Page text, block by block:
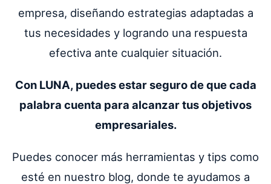
empresa, diseñando estrategias adaptadas a
tus necesidades y logrando una respuesta
efectiva ante cualquier situación.
Con LUNA, puedes estar seguro de que cada
palabra cuenta para alcanzar tus objetivos
empresariales.
Puedes conocer más herramientas y tips como
esté en nuestro blog, donde te ayudamos a